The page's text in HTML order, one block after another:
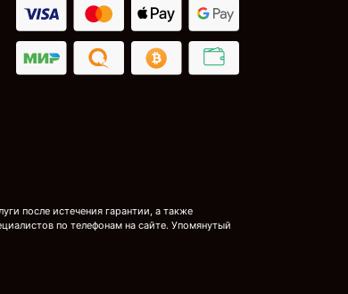
после истечения гарантии, а также
по телефонам на сайте. Упомянутый